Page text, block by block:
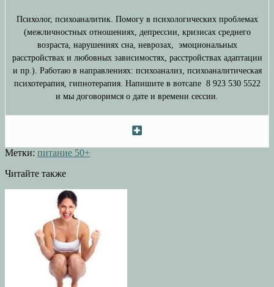
Психолог, психоаналитик. Помогу в психологических проблемах
(межличностных отношениях, депрессии, кризисах среднего
возраста, нарушениях сна, неврозах, эмоциональных
расстройствах и любовных зависимостях, расстройствах адаптации
и пр.). Работаю в направлениях: психоанализ, психоаналитическая
психотерапия, гипнотерапия. Напишите в вотсапе 8 923 530 5522
и мы договоримся о дате и времени сессии.
Метки: питание 50+
Читайте также